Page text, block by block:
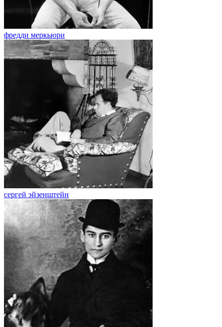
фредди меркьюри
сергей эйзенштейн